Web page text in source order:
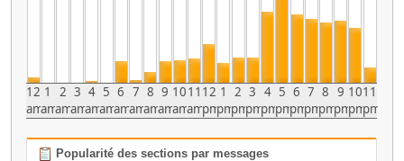
12
am
1
am
2
am
3
am
4
am
5
am
6
am
7
am
8
am
9
am
10
am
11
am
12
pm
1
pm
2
pm
3
pm
4
pm
5
pm
6
pm
7
pm
8
pm
9
pm
10
pm
11
pm
Popularité des sections par messages